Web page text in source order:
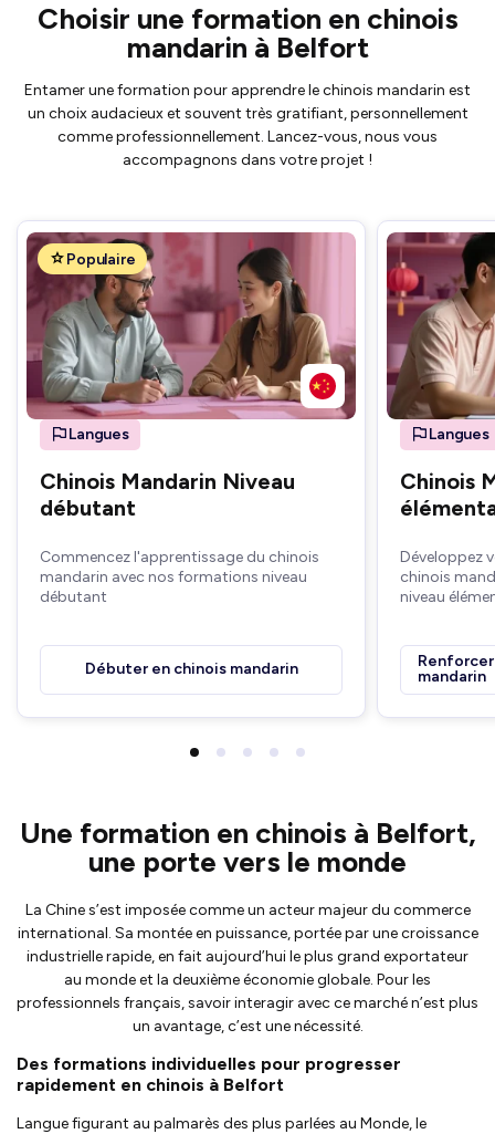
Choisir une formation en chinois
mandarin à Belfort
Entamer une formation pour apprendre le chinois mandarin est
un choix audacieux et souvent très gratifiant, personnellement
comme professionnellement. Lancez-vous, nous vous
accompagnons dans votre projet !
Populaire
Langues
Chinois Mandarin Niveau
débutant
Commencez l'apprentissage du chinois
mandarin avec nos formations niveau
débutant
Débuter en chinois mandarin
Langues
Chinois
Développez
chinois
niveau
mandarin
Une formation en chinois à Belfort,
une porte vers le monde
La Chine s’est imposée comme un acteur majeur du commerce
international. Sa montée en puissance, portée par une croissance
industrielle rapide, en fait aujourd’hui le plus grand exportateur
au monde et la deuxième économie globale. Pour les
professionnels français, savoir interagir avec ce marché n’est plus
un avantage, c’est une nécessité.
Des formations individuelles pour progresser
rapidement en chinois à Belfort
Langue figurant au palmarès des plus parlées au Monde, le